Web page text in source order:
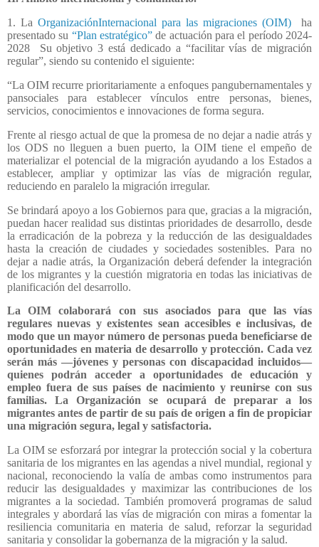
1. La OrganizaciónInternacional para las migraciones (OIM)
ha
presentado su “Plan estratégico” de actuación para el período 2024-
2028
Su objetivo 3 está dedicado a “facilitar vías de migración
regular”, siendo su contenido el siguiente:
“La OIM recurre prioritariamente a enfoques pangubernamentales y
pansociales para establecer vínculos entre personas, bienes,
servicios, conocimientos e innovaciones de forma segura.
Frente al riesgo actual de que la promesa de no dejar a nadie atrás y
los ODS no lleguen a buen puerto, la OIM tiene el empeño de
materializar el potencial de la migración ayudando a los Estados a
establecer, ampliar y optimizar las vías de migración regular,
reduciendo en paralelo la migración irregular.
Se brindará apoyo a los Gobiernos para que, gracias a la migración,
puedan hacer realidad sus distintas prioridades de desarrollo, desde
la erradicación de la pobreza y la reducción de las desigualdades
hasta la creación de ciudades y sociedades sostenibles. Para no
dejar a nadie atrás, la Organización deberá defender la integración
de los migrantes y la cuestión migratoria en todas las iniciativas de
planificación del desarrollo.
La OIM colaborará con sus asociados para que las vías
regulares nuevas y existentes sean accesibles e inclusivas, de
modo que un mayor número de personas pueda beneficiarse de
oportunidades en materia de desarrollo y protección. Cada vez
serán más —jóvenes y personas con discapacidad incluidos—
quienes podrán acceder a oportunidades de educación y
empleo fuera de sus países de nacimiento y reunirse con sus
familias. La Organización se ocupará de preparar a los
migrantes antes de partir de su país de origen a fin de propiciar
una migración segura, legal y satisfactoria.
La OIM se esforzará por integrar la protección social y la cobertura
sanitaria de los migrantes en las agendas a nivel mundial, regional y
nacional, reconociendo la valía de ambas como instrumentos para
reducir las desigualdades y maximizar las contribuciones de los
migrantes a la sociedad. También promoverá programas de salud
integrales y abordará las vías de migración con miras a fomentar la
resiliencia comunitaria en materia de salud, reforzar la seguridad
sanitaria y consolidar la gobernanza de la migración y la salud.